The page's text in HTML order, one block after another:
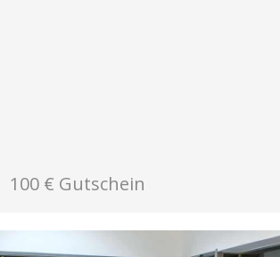
100 € Gutschein